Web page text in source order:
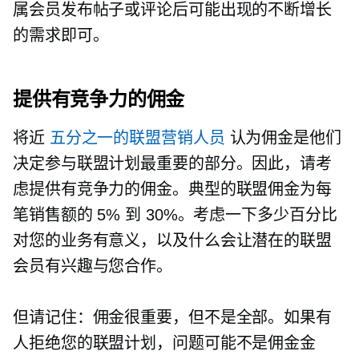
属会员发布帖子或评论后可能出现的不断增长
的需求即可。
提供有竞争力的佣金
将近 五分之一的联盟营销人员 认为佣金是他们
决定参与联盟计划最重要的部分。因此，请考
虑提供有竞争力的佣金。典型的联盟佣金为每
笔销售额的 5% 到 30%。考虑一下多少百分比
对您的业务有意义，以及什么会让潜在的联盟
会员有兴趣与您合作。
但请记住：佣金很重要，但不是全部。如果有
人拒绝您的联盟计划，问题可能不是佣金金